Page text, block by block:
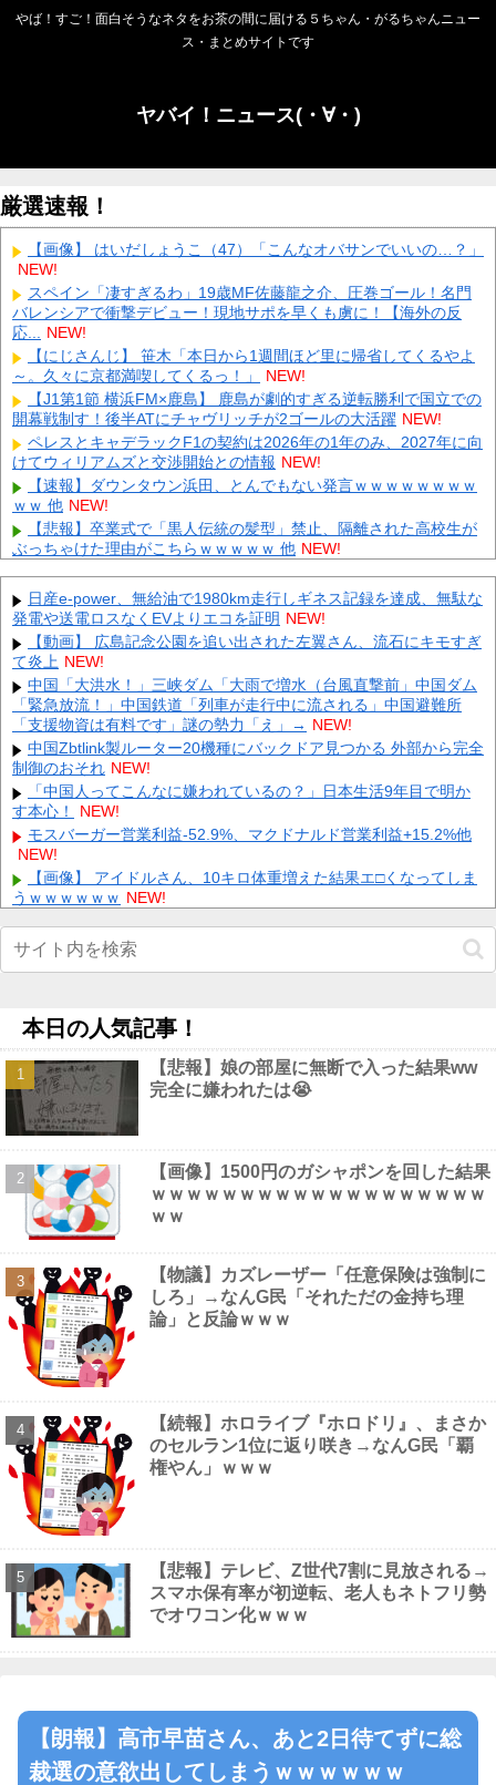
やば！すご！面白そうなネタをお茶の間に届ける５ちゃん・がるちゃんニュー
ス・まとめサイトです
ヤバイ！ニュース(・∀・)
厳選速報！
【画像】 はいだしょうこ（47）「こんなオバサンでいいの…？」
NEW!
スペイン「凄すぎるわ」19歳MF佐藤龍之介、圧巻ゴール！名門
バレンシアで衝撃デビュー！現地サポを早くも虜に！【海外の反
応... NEW!
【にじさんじ】 笹木「本日から1週間ほど里に帰省してくるやよ
～。久々に京都満喫してくるっ！」
NEW!
【J1第1節 横浜FM×鹿島】 鹿島が劇的すぎる逆転勝利で国立での
開幕戦制す！後半ATにチャヴリッチが2ゴールの大活躍 NEW!
ペレスとキャデラックF1の契約は2026年の1年のみ、2027年に向
けてウィリアムズと交渉開始との情報 NEW!
【速報】ダウンタウン浜田、とんでもない発言ｗｗｗｗｗｗｗｗ
ｗｗ 他 NEW!
【悲報】卒業式で「黒人伝統の髪型」禁止、隔離された高校生が
ぶっちゃけた理由がこちらｗｗｗｗｗ 他 NEW!
【ホロライブ】ニコ、引っ越し先に洗濯機置き場がない 他 NEW!
【必見】モンストガチャの選択でチャレンジ派が続出！？レギュ
ラーとの違いがコチラ 他 NEW!
【速報】韓国サッカー協会、性接待疑惑 日本人審判も含まれる
と報道 「Jリーグの審判を統括する人物」 他
【画像】 まま「なんかプール入ってたら学生にめっちゃ見られた
w」 NEW!
出張から帰ったら、嫁の顔が青ざめていた。俺「一体何があった
んだ？」嫁「…」→子供たちに話を聞くと… NEW!
賃貸物件を内覧中、ベランダに出たら突然ゾワッと両腕に鳥肌が
出た。「やっぱりこの部屋嫌だ」と思った瞬間、体が前にドンッと
突... NEW!
【怒報】 国税庁「あのさぁ！君らがちゃんと納税してくれないと
こうなっちゃうけどどうする？！」←これw w w w w w...
【画像】 この佳子さまのボディライン、流石にエチエチすぎや
ろ！ NEW!
Powered by livedoor 相互RSS
日産e-power、無給油で1980km走行しギネス記録を達成、無駄な
発電や送電ロスなくEVよりエコを証明 NEW!
【動画】 広島記念公園を追い出された左翼さん、流石にキモすぎ
て炎上 NEW!
中国「大洪水！」三峡ダム「大雨で増水（台風直撃前」中国ダム
「緊急放流！」中国鉄道「列車が走行中に流される」中国避難所
「支援物資は有料です」謎の勢力「え」→ NEW!
中国Zbtlink製ルーター20機種にバックドア見つかる 外部から完全
制御のおそれ NEW!
「中国人ってこんなに嫌われているの？」日本生活9年目で明か
す本心！
NEW!
モスバーガー営業利益-52.9%、マクドナルド営業利益+15.2%他
NEW!
【画像】 アイドルさん、10キロ体重増えた結果エ□くなってしま
うｗｗｗｗｗｗ NEW!
NEW!
【画像】 佳子さま、ボディラインがHすぎる…
【動画】 Kカップお○ぱい、触るにはデカすぎるｗｗｗ
【困惑】日本から刺青への偏見を消し去りたいんやけ
ど・・・・・・・・・他 NEW!
【にじさんじ】梢桃音、映画ちいかわ感想＆考察会＆平和的解決
RTA！なんか道徳の授業みたい他
(画像)45歳のビキニ水着姿ｗｗｗｗｗｗｗｗｗｗｗｗｗｗｗ
NEW!
【画像】 この佳子さまのボディライン、流石にエチエチすぎや
ろ！ NEW!
Powered by livedoor 相互RSS
本日の人気記事！
【悲報】娘の部屋に無断で入った結果ww
完全に嫌われたは😭
【画像】1500円のガシャポンを回した結果
ｗｗｗｗｗｗｗｗｗｗｗｗｗｗｗｗｗｗｗ
ｗｗ
【物議】カズレーザー「任意保険は強制に
しろ」→なんG民「それただの金持ち理
論」と反論ｗｗｗ
【続報】ホロライブ『ホロドリ』、まさか
のセルラン1位に返り咲き→なんG民「覇
権やん」ｗｗｗ
【悲報】テレビ、Z世代7割に見放される→
スマホ保有率が初逆転、老人もネトフリ勢
でオワコン化ｗｗｗ
【朗報】高市早苗さん、あと2日待てずに総
裁選の意欲出してしまうｗｗｗｗｗｗ